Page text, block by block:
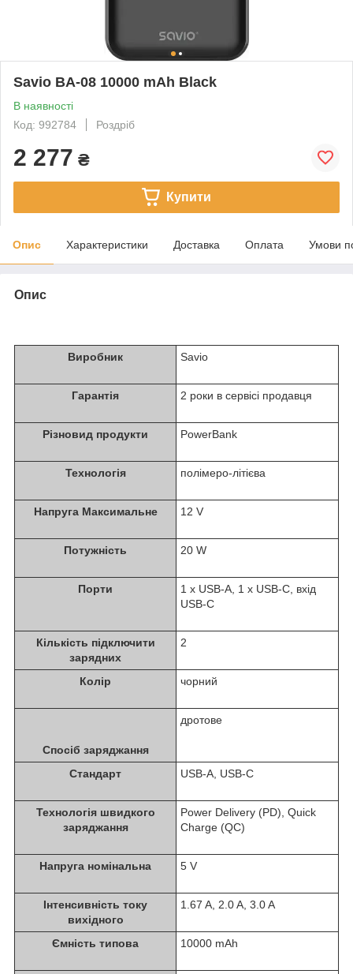
Savio BA-08 10000 mAh Black
В наявності
Код: 992784
Роздріб
2 277 ₴
Купити
Опис Характеристики Доставка Оплата Умови
Опис
Виробник Savio
Гарантія 2 роки в сервісі продавця
Різновид продукти PowerBank
Технологія полімеро-літієва
Напруга Максимальне 12 V
Потужність 20 W
Порти
1 x USB-A, 1 x USB-C, вхід
USB-C
Кількість підключити
зарядних
2
Колір чорний
Спосіб заряджання
дротове
Стандарт USB-A, USB-C
Технологія швидкого
заряджання
Power Delivery (PD), Quick
Charge (QC)
Напруга номінальна 5 V
Інтенсивність току
вихідного
1.67 A, 2.0 A, 3.0 A
Ємність типова 10000 mAh